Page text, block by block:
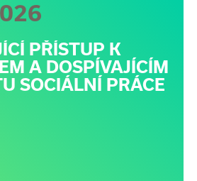
PŘÍSTUP K
A DOSPÍVAJÍCÍM
SOCIÁLNÍ PRÁCE